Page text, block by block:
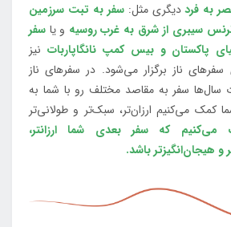
به فرددیگری مثل:سفر به تبت سرزمین
سیبری از شرق به غرب روسیه و یا سفر
پاکستان و بیس کمپ نانگاپاربات نیز
ناز برگزار می‌شود. در سفرهای ناز
سال‌ها سفر به مقاصد مختلف رو با شما به
کمک می‌کنیم ارزان‌تر، سبک‌تر و طولانی‌تر
که سفر بعدی شما ارزانتر،